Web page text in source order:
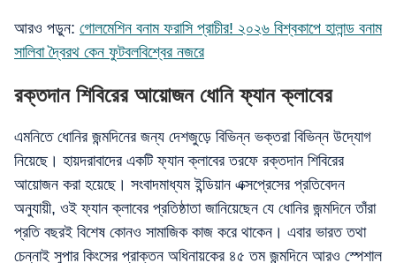
আরও পড়ুন: গোলমেশিন বনাম ফরাসি প্রাচীর! ২০২৬ বিশ্বকাপে হালান্ড বনাম
সালিবা দ্বৈরথ কেন ফুটবলবিশ্বের নজরে
রক্তদান শিবিরের আয়োজন ধোনি ফ্যান ক্লাবের
এমনিতে ধোনির জন্মদিনের জন্য দেশজুড়ে বিভিন্ন ভক্তরা বিভিন্ন উদ্যোগ
নিয়েছে। হায়দরাবাদের একটি ফ্যান ক্লাবের তরফে রক্তদান শিবিরের
আয়োজন করা হয়েছে। সংবাদমাধ্যম ইন্ডিয়ান এক্সপ্রেসের প্রতিবেদন
অনুযায়ী, ওই ফ্যান ক্লাবের প্রতিষ্ঠাতা জানিয়েছেন যে ধোনির জন্মদিনে তাঁরা
প্রতি বছরই বিশেষ কোনও সামাজিক কাজ করে থাকেন। এবার ভারত তথা
চেন্নাই সুপার কিংসের প্রাক্তন অধিনায়কের ৪৫ তম জন্মদিনে আরও স্পেশাল